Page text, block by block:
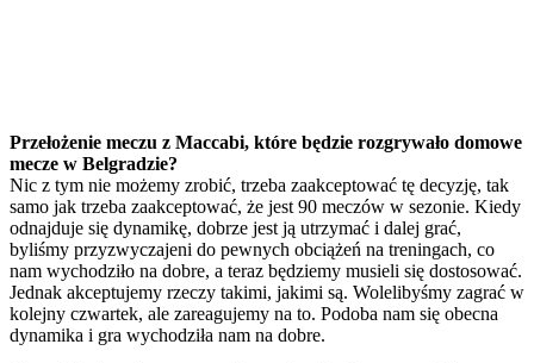
Przełożenie meczu z Maccabi, które będzie rozgrywało domowe
mecze w Belgradzie?
Nic z tym nie możemy zrobić, trzeba zaakceptować tę decyzję, tak
samo jak trzeba zaakceptować, że jest 90 meczów w sezonie. Kiedy
odnajduje się dynamikę, dobrze jest ją utrzymać i dalej grać,
byliśmy przyzwyczajeni do pewnych obciążeń na treningach, co
nam wychodziło na dobre, a teraz będziemy musieli się dostosować.
Jednak akceptujemy rzeczy takimi, jakimi są. Wolelibyśmy zagrać w
kolejny czwartek, ale zareagujemy na to. Podoba nam się obecna
dynamika i gra wychodziła nam na dobre.